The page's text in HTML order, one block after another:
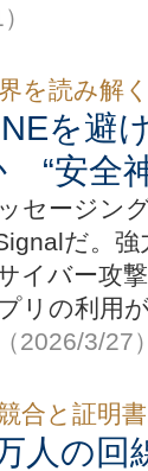
を読み解
を避
“安全
セージン
だ。
イバー攻
リの利用
（2026/3/27）
合と証明
人の